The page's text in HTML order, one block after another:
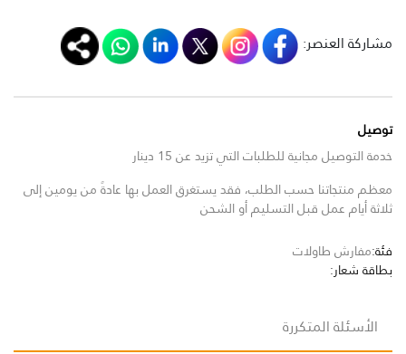
مشاركة العنصر:
توصيل
خدمة التوصيل مجانية للطلبات التي تزيد عن 15 دينار
معظم منتجاتنا حسب الطلب، فقد يستغرق العمل بها عادةً من يومين إلى
ثلاثة أيام عمل قبل التسليم أو الشحن
فئة:مفارش طاولات
بطاقة شعار:
الأسئلة المتكررة